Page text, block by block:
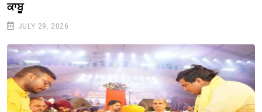
ਕਾਬੂ
JULY 29, 2026